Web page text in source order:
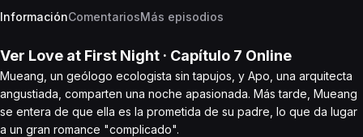
InformaciónComentariosMás episodios
Ver Love at First Night · Capítulo 7 Online
Mueang, un geólogo ecologista sin tapujos, y Apo, una arquitecta
angustiada, comparten una noche apasionada. Más tarde, Mueang
se entera de que ella es la prometida de su padre, lo que da lugar
a un gran romance "complicado".